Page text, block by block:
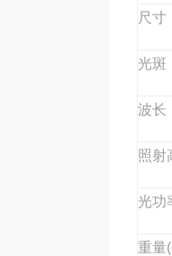
尺寸
光斑
波长
照射
光功
重量